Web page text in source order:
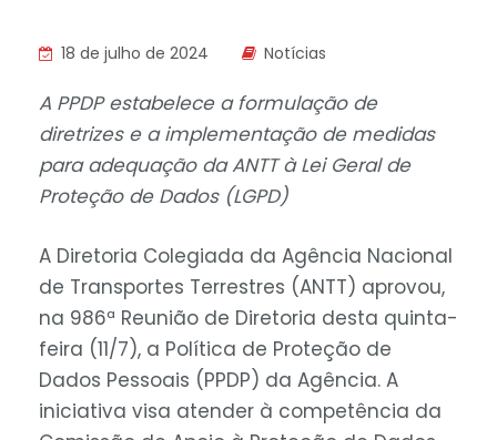
18 de julho de 2024 Notícias
A PPDP estabelece a formulação de
diretrizes e a implementação de medidas
para adequação da ANTT à Lei Geral de
Proteção de Dados (LGPD)
A Diretoria Colegiada da Agência Nacional
de Transportes Terrestres (ANTT) aprovou,
na 986ª Reunião de Diretoria desta quinta-
feira (11/7), a Política de Proteção de
Dados Pessoais (PPDP) da Agência. A
iniciativa visa atender à competência da